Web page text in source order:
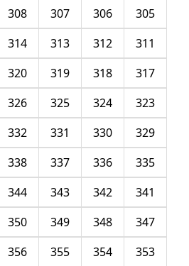
305
306
307
308
311
312
313
314
317
318
319
320
323
324
325
326
329
330
331
332
335
336
337
338
341
342
343
344
347
348
349
350
353
354
355
356